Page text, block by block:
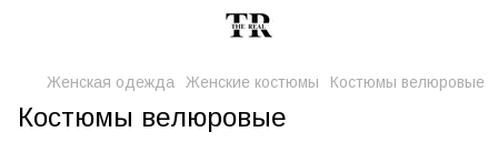
Женская одежда Женские костюмы Костюмы велюровые
Костюмы велюровые